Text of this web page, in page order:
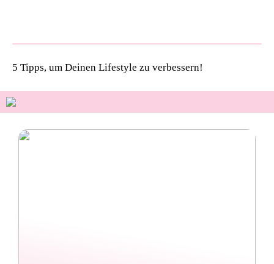
5 Tipps, um Deinen Lifestyle zu verbessern!